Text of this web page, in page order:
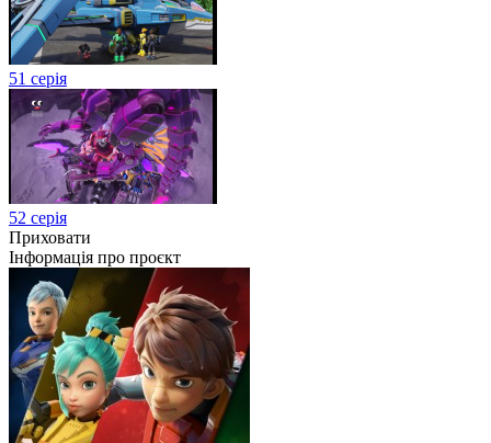
51 серія
52 серія
Приховати
Інформація про проєкт